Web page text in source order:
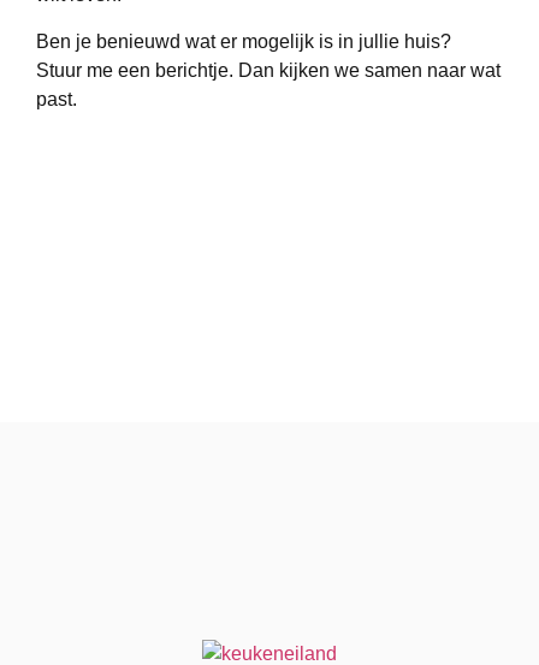
Ben je benieuwd wat er mogelijk is in jullie huis?
Stuur me een berichtje. Dan kijken we samen naar wat
past.